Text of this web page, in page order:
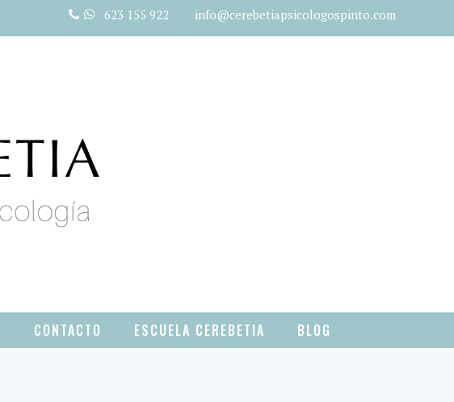
623 155 922 info@cerebetiapsicologospinto.com
CONTACTO ESCUELA CEREBETIA BLOG